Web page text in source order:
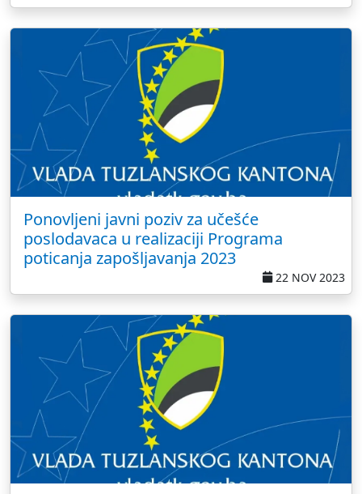
Ponovljeni javni poziv za učešće
poslodavaca u realizaciji Programa
poticanja zapošljavanja 2023
22 NOV 2023